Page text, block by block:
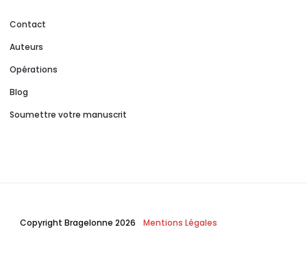
Contact
Auteurs
Opérations
Blog
Soumettre votre manuscrit
Copyright Bragelonne 2026 Mentions Légales